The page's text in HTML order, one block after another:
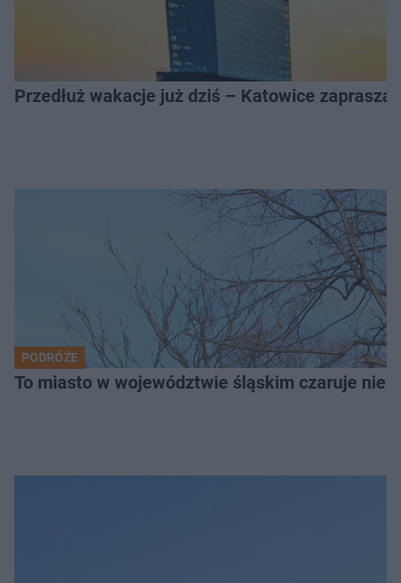
Przedłuż wakacje już dziś – Katowice
PODRÓŻE
To miasto w województwie śląskim czaruje nie